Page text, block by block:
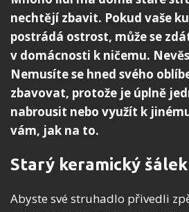
nechtějí zbavit. Pokud vaše
postrádá ostrost, může se
v domácnosti k ničemu.
Nemusíte se hned svého
zbavovat, protože je úplně
nabrousit nebo využít k
vám, jak na to.
Starý keramický šálek
Abyste své struhadlo přivedli